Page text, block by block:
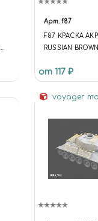
Арт. f87
F87 КРАСКА
RUSSIAN
от 117 ₽
voyager